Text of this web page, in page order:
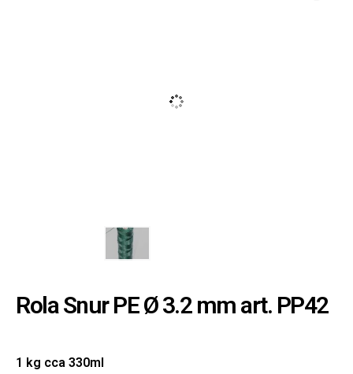
Rola Snur PE Ø 3.2 mm art. PP42
1 kg cca 330ml